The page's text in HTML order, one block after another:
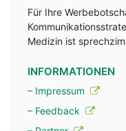
Für Ihre
Medizin ist
INFORMATIONEN
– Impressum
– Feedback